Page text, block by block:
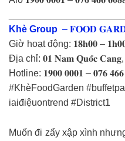
Khè Group – 𝐅𝐎𝐎𝐃
Giờ hoạt động: 𝟏𝟖𝐡𝟎𝟎 –
Địa chỉ: 𝟎𝟏 𝐍𝐚𝐦 𝐐𝐮𝐨̂́𝐜
Hotline: 𝟏𝟗𝟎𝟎 𝟎𝟎𝟎𝟏 – 𝟎𝟕𝟔
#KhèFoodGarden
iaiđiệuontrend #District1
Muốn đi zẩy xập xình